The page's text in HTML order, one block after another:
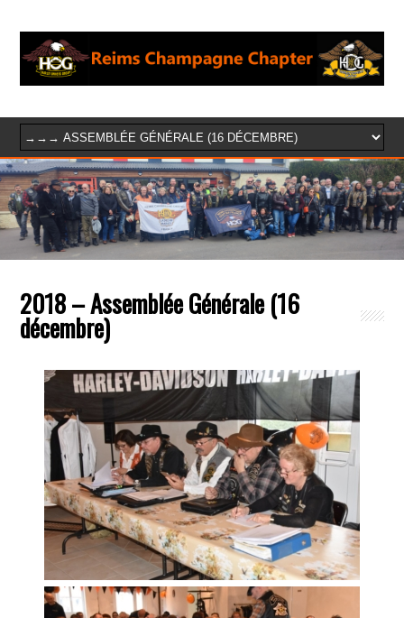
2018 – Assemblée Générale (16
décembre)